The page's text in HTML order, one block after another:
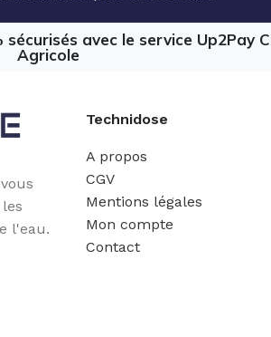
sécurisés avec le service Up2Pay
Agricole
l'eau.
Technidose
A propos
CGV
Mentions légales
Mon compte
Contact